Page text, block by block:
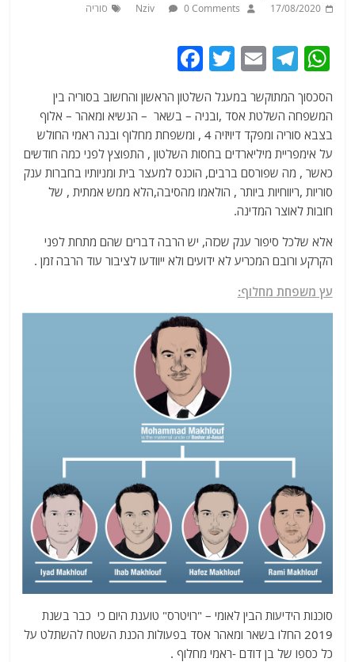
17/08/2020
Nziv 0 Comments סוריה
W
at
s
A
p
p
T
e
g
ra
m
E
ai
l
T
w
itt
er
c
e
b
o
k
הסכסוך המתוקשר במעגל השלטון הראשון והחשוב בסוריה בין
המשפחה השלטת אסד ,ובניה – בשאר – הנשיא ומאהר – אלוף
בצבא סוריה ומפקד דיויזיה 4 , ומשפחת מחלוף ובנה ראמי החולש
על אימפריית מיליארדים בחסות השלטון , התפוצץ לפני כמה חודשים
כאשר , מה שפורסם ברבים, הוכנס למעצר בית ומניותיו בחברות ענק
סוריות ,ריווחיות ביותר , הולאמו מהסיבה,הלא ממש אמתית , של
חובות לאוצר המדינה.
אלא שלכל סיפור ענק שכזה, יש הרבה דברים שהם מתחת לפני
הקרקע ורובם המכריע לא ידועים ולא ייוודעו לציבור עוד הרבה זמן .
עץ משפחת מחלוף:
סוכנות הידיעות הבין לאומי – "רויטרס" טוענת היום כי כבר בשנת
2019 החלו בשאר ומאהר אסד בפעולות הכנת השטח להשתלט על
כל כספו של בן דודם -ראמי מחלוף .